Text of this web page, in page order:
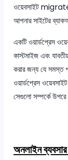
ওয়েবসাইট
আপনার সাইটের
একটি ওয়ার্ডপ্রেস
কাস্টমাইজ এবং
করার জন্য যে সমস্ত
ওয়ার্ডপ্রেস
সেগুলো সম্পর্কে
অনলাইন